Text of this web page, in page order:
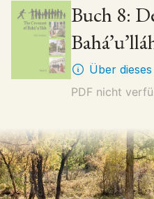
Buch 8:
Über
PDF nicht